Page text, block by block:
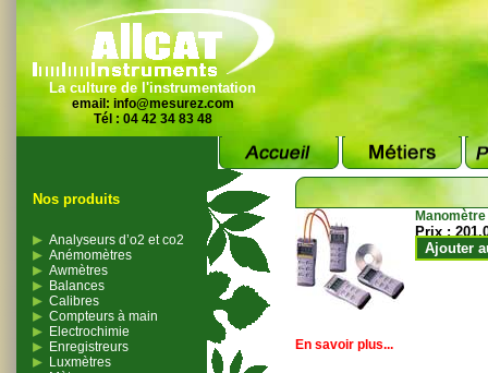
La culture de l'instrumentation
email: info@mesurez.com
Tél : 04 42 34 83 48
Nos produits
Analyseurs d’o2 et co2
Anémomètres
Awmètres
Balances
Calibres
Compteurs à main
Electrochimie
Enregistreurs
Luxmètres
Prix :
Ajouter
En savoir plus...